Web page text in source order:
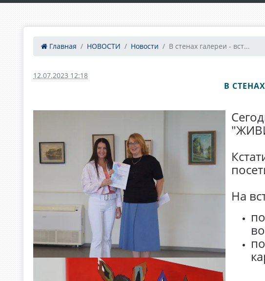
Главная НОВОСТИ Новости В стенах галереи - вст...
12.07.2023 12:18
В
На